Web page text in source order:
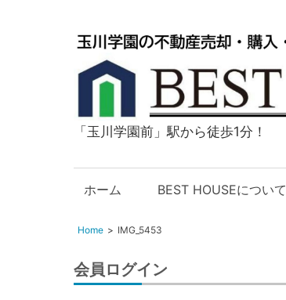
玉
学
の
動
産
「玉川学園前」駅から徒歩1分！
ホーム BEST HOUSEについて
Home IMG_5453
会員ログイン